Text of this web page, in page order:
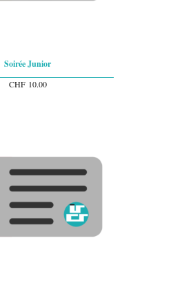
Soirée Junior
CHF10.00